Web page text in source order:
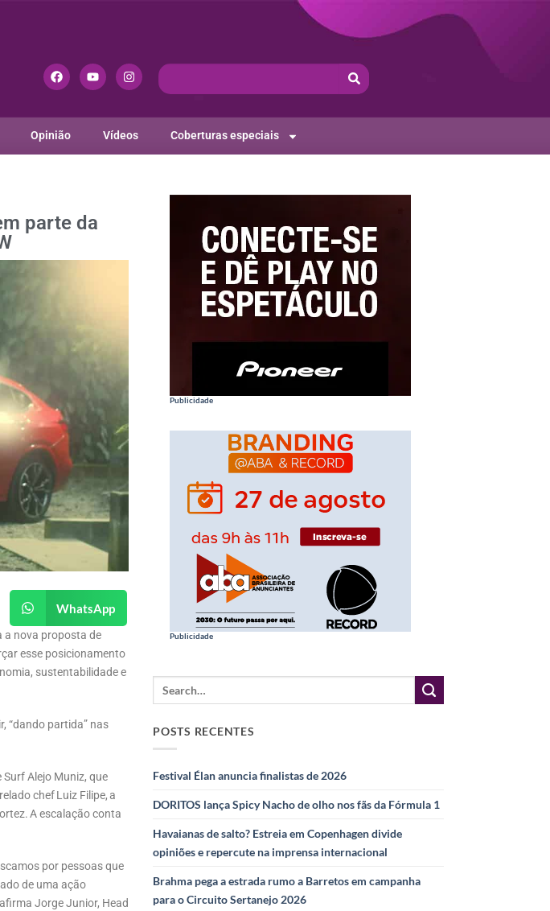
Opinião Vídeos Coberturas especiais
parte da
WhatsApp
a nova proposta de
esse posicionamento
sustentabilidade e
“dando partida” nas
Alejo Muniz, que
chef Luiz Filipe, a
A escalação conta
por pessoas que
de uma ação
Jorge Junior, Head
Publicidade
Publicidade
POSTS RECENTES
Festival Élan anuncia finalistas de 2026
DORITOS lança Spicy Nacho de olho nos fãs da Fórmula 1
Havaianas de salto? Estreia em Copenhagen divide
opiniões e repercute na imprensa internacional
Brahma pega a estrada rumo a Barretos em campanha
para o Circuito Sertanejo 2026